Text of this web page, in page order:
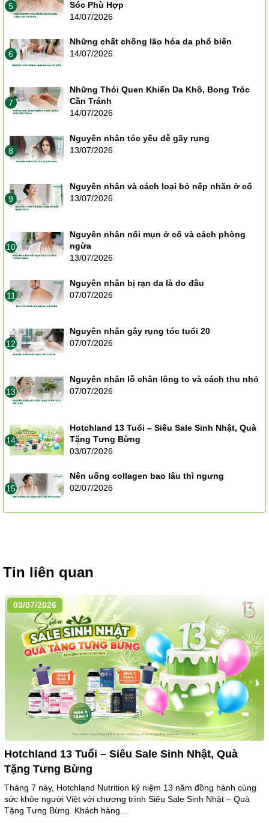
5
Sóc Phù Hợp
14/07/2026
6
Những chất chống lão hóa da phổ biến
14/07/2026
7
Những Thói Quen Khiến Da Khô, Bong Tróc
Cần Tránh
14/07/2026
8
Nguyên nhân tóc yếu dễ gãy rụng
13/07/2026
9
Nguyên nhân và cách loại bỏ nếp nhăn ở cổ
13/07/2026
10
Nguyên nhân nổi mụn ở cổ và cách phòng
ngừa
13/07/2026
11
Nguyên nhân bị rạn da là do đâu
07/07/2026
12
Nguyên nhân gây rụng tóc tuổi 20
07/07/2026
13
Nguyên nhân lỗ chân lông to và cách thu nhỏ
07/07/2026
14
Hotchland 13 Tuổi – Siêu Sale Sinh Nhật, Quà
Tặng Tưng Bừng
03/07/2026
15
Nên uống collagen bao lâu thì ngưng
02/07/2026
Tin liên quan
03/07/2026
Hotchland 13 Tuổi – Siêu Sale Sinh Nhật, Quà
Tặng Tưng Bừng
Tháng 7 này, Hotchland Nutrition kỷ niệm 13 năm đồng hành cùng
sức khỏe người Việt với chương trình Siêu Sale Sinh Nhật – Quà
Tặng Tưng Bừng. Khách hàng...